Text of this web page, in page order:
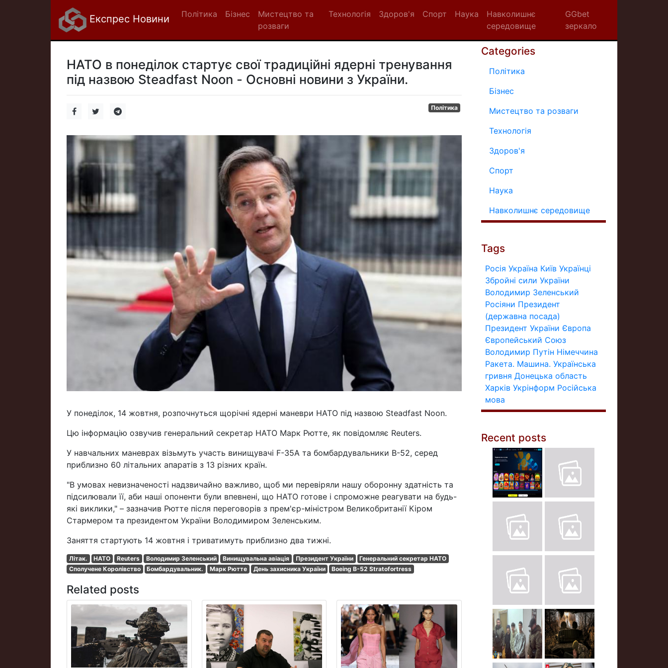
Експрес Новини Політика Бізнес
Мистецтво та
розваги
Технологія Здоров'я Спорт Наука
Навколишнє
середовище
GGbet
зеркало
НАТО в понеділок стартує свої традиційні ядерні тренування
під назвою Steadfast Noon - Основні новини з України.
Політика
У понеділок, 14 жовтня, розпочнуться щорічні ядерні маневри НАТО під назвою Steadfast Noon.
Цю інформацію озвучив генеральний секретар НАТО Марк Рютте, як повідомляє Reuters.
У навчальних маневрах візьмуть участь винищувачі F-35A та бомбардувальники B-52, серед
приблизно 60 літальних апаратів з 13 різних країн.
"В умовах невизначеності надзвичайно важливо, щоб ми перевіряли нашу оборонну здатність та
підсилювали її, аби наші опоненти були впевнені, що НАТО готове і спроможне реагувати на будь-
які виклики," – зазначив Рютте після переговорів з прем'єр-міністром Великобританії Кіром
Стармером та президентом України Володимиром Зеленським.
Заняття стартують 14 жовтня і триватимуть приблизно два тижні.
Літак. НАТО Reuters Володимир Зеленський Винищувальна авіація Президент України
Генеральний секретар НАТО
Сполучене Королівство
Бомбардувальник. Марк Рютте День захисника України Boeing B-52 Stratofortress
Related posts
Categories
Політика
Бізнес
Мистецтво та розваги
Технологія
Здоров'я
Спорт
Наука
Навколишнє середовище
Tags
Росія Україна Київ Українці
Збройні сили України
Володимир Зеленський
Росіяни Президент
(державна посада)
Президент України Європа
Європейський Союз
Володимир Путін Німеччина
Ракета. Машина. Українська
гривня Донецька область
Харків Укрінформ Російська
мова
Recent posts